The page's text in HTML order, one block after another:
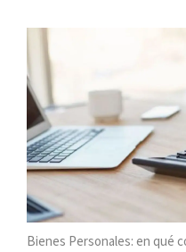
Bienes Personales: en qué